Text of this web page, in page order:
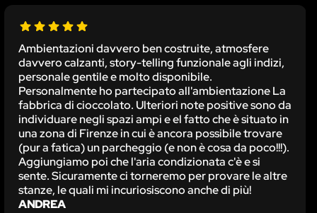
Ambientazioni davvero ben costruite, atmosfere
davvero calzanti, story-telling funzionale agli indizi,
personale gentile e molto disponibile.
Personalmente ho partecipato all'ambientazione La
fabbrica di cioccolato. Ulteriori note positive sono da
individuare negli spazi ampi e el fatto che è situato in
una zona di Firenze in cui è ancora possibile trovare
(pur a fatica) un parcheggio (e non è cosa da poco!!!).
Aggiungiamo poi che l'aria condizionata c'è e si
sente. Sicuramente ci torneremo per provare le altre
stanze, le quali mi incuriosiscono anche di più!
ANDREA